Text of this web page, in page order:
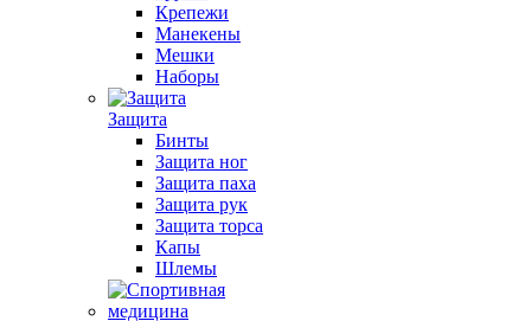
Крепежи
Манекены
Мешки
Наборы
Защита
Бинты
Защита ног
Защита паха
Защита рук
Защита торса
Капы
Шлемы